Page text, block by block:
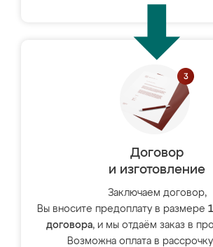
Договор
и изготовление
Заключаем договор,
Вы вносите предоплату в размере
договора, и мы отдаём заказ в
Возможна оплата в